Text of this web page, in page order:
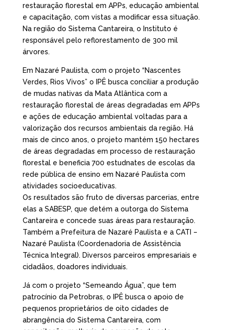
restauração florestal em APPs, educação ambiental
e capacitação, com vistas a modificar essa situação.
Na região do Sistema Cantareira, o Instituto é
responsável pelo reflorestamento de 300 mil
árvores.
Em Nazaré Paulista, com o projeto “Nascentes
Verdes, Rios Vivos” o IPÊ busca conciliar a produção
de mudas nativas da Mata Atlântica com a
restauração florestal de áreas degradadas em APPs
e ações de educação ambiental voltadas para a
valorização dos recursos ambientais da região. Há
mais de cinco anos, o projeto mantém 150 hectares
de áreas degradadas em processo de restauração
florestal e beneficia 700 estudnates de escolas da
rede pública de ensino em Nazaré Paulista com
atividades socioeducativas.
Os resultados são fruto de diversas parcerias, entre
elas a SABESP, que detém a outorga do Sistema
Cantareira e concede suas áreas para restauração.
Também a Prefeitura de Nazaré Paulista e a CATI –
Nazaré Paulista (Coordenadoria de Assistência
Técnica Integral). Diversos parceiros empresariais e
cidadãos, doadores individuais.
Já com o projeto “Semeando Água”, que tem
patrocínio da Petrobras, o IPÊ busca o apoio de
pequenos proprietários de oito cidades de
abrangência do Sistema Cantareira, com